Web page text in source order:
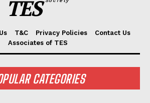
TES
T&C Privacy Policies
Contact Us
Associates of TES
CATEGORIES